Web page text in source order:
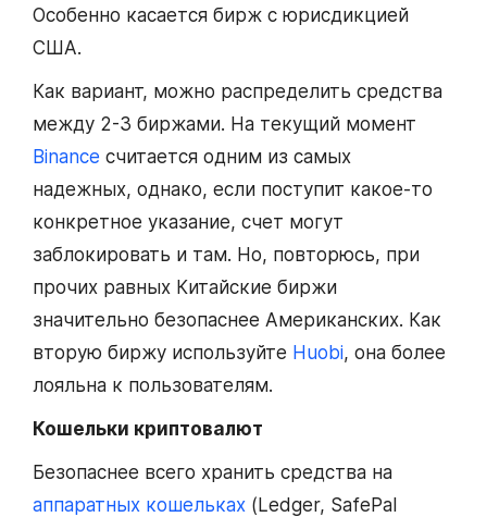
Особенно касается бирж с юрисдикцией
США.
Как вариант, можно распределить средства
между 2-3 биржами. На текущий момент
Binance считается одним из самых
надежных, однако, если поступит какое-то
конкретное указание, счет могут
заблокировать и там. Но, повторюсь, при
прочих равных Китайские биржи
значительно безопаснее Американских. Как
вторую биржу используйте Huobi, она более
лояльна к пользователям.
Кошельки криптовалют
Безопаснее всего хранить средства на
аппаратных кошельках (Ledger, SafePal